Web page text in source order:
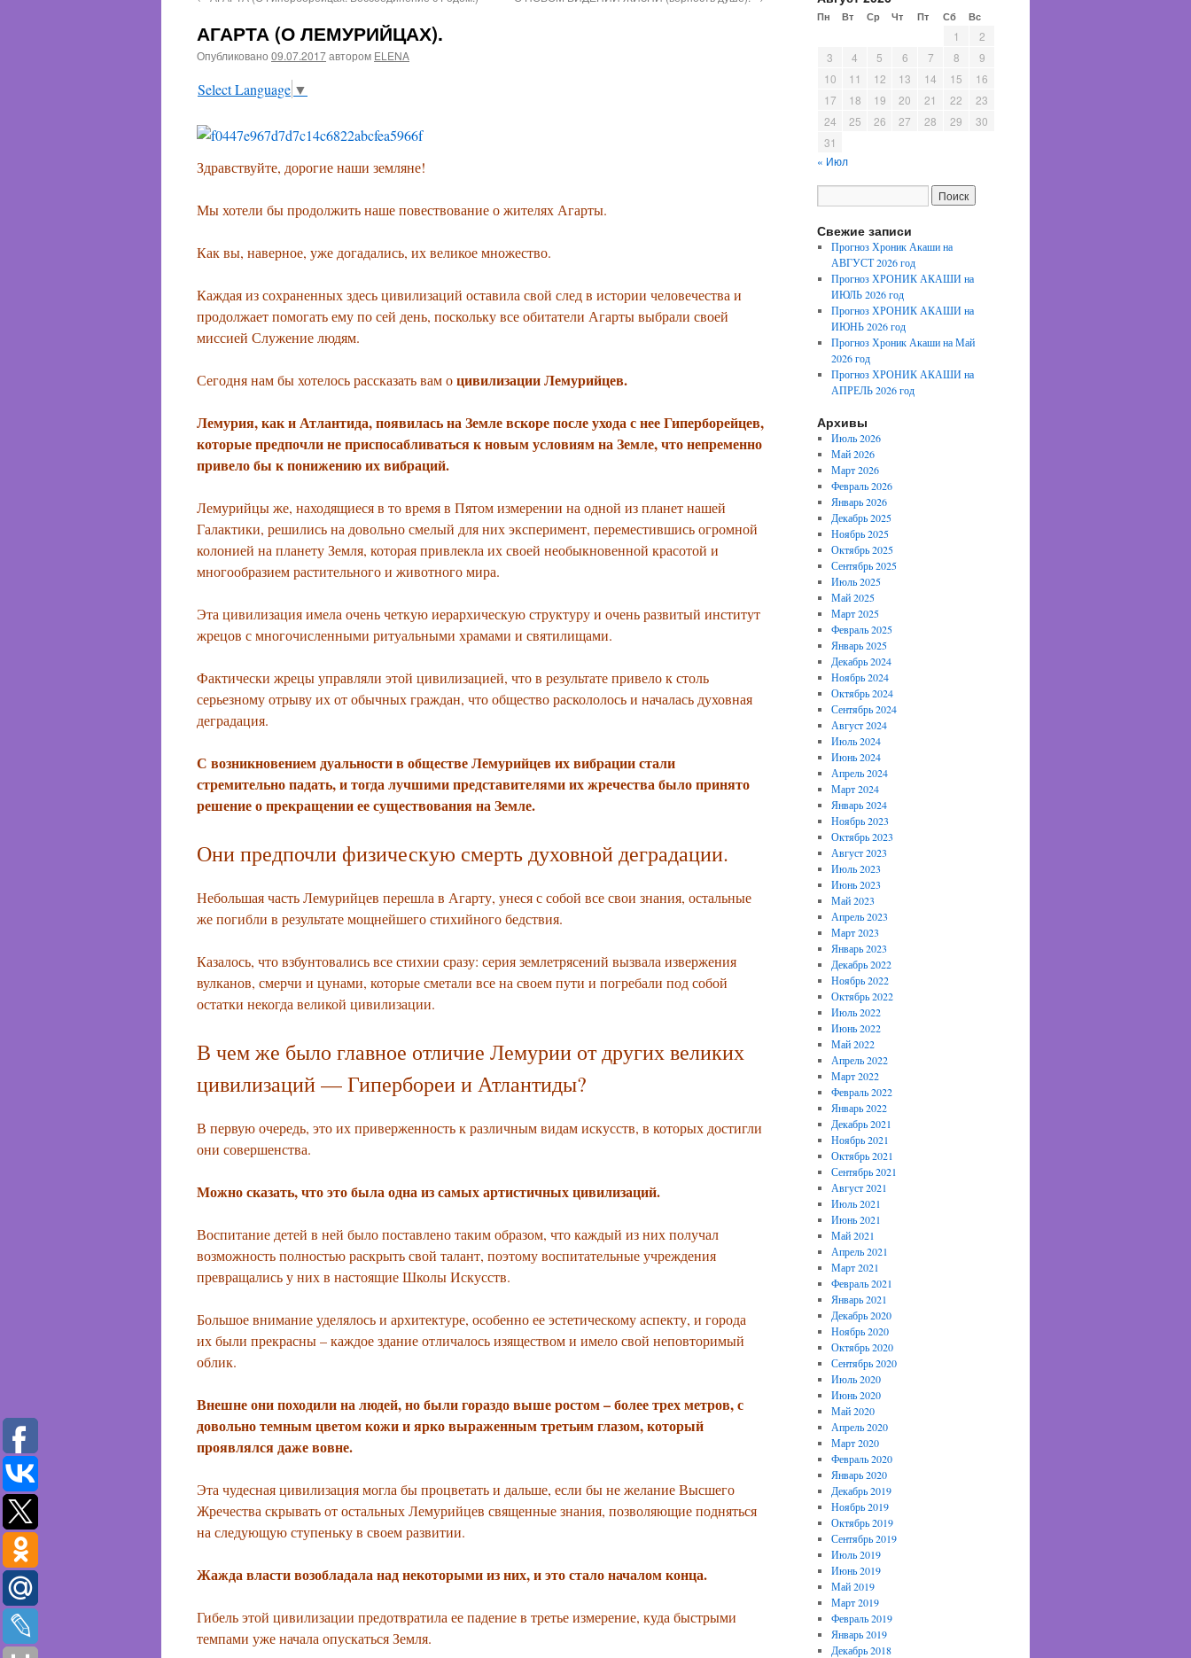
содержимому
АГАРТА (О ЛЕМУРИЙЦАХ).
Опубликовано 09.07.2017автором ELENA
Select Language ▼
Здравствуйте, дорогие наши земляне!
Мы хотели бы продолжить наше повествование о жителях Агарты.
Как вы, наверное, уже догадались, их великое множество.
Каждая из сохраненных здесь цивилизаций оставила свой след в истории человечества и
продолжает помогать ему по сей день, поскольку все обитатели Агарты выбрали своей
миссией Служение людям.
Сегодня нам бы хотелось рассказать вам оцивилизации Лемурийцев.
Лемурия, как и Атлантида, появилась на Земле вскоре после ухода с нее Гиперборейцев,
которые предпочли не приспосабливаться к новым условиям на Земле, что непременно
привело бы к понижению их вибраций.
Лемурийцы же, находящиеся в то время в Пятом измерении на одной из планет нашей
Галактики, решились на довольно смелый для них эксперимент, переместившись огромной
колонией на планету Земля, которая привлекла их своей необыкновенной красотой и
многообразием растительного и животного мира.
Эта цивилизация имела очень четкую иерархическую структуру и очень развитый институт
жрецов с многочисленными ритуальными храмами и святилищами.
Фактически жрецы управляли этой цивилизацией, что в результате привело к столь
серьезному отрыву их от обычных граждан, что общество раскололось и началась духовная
деградация.
С возникновением дуальности в обществе Лемурийцев их вибрации стали
стремительно падать, и тогда лучшими представителями их жречества было принято
решение о прекращении ее существования на Земле.
Они предпочли физическую смерть духовной деградации.
Небольшая часть Лемурийцев перешла в Агарту, унеся с собой все свои знания, остальные
же погибли в результате мощнейшего стихийного бедствия.
Казалось, что взбунтовались все стихии сразу: серия землетрясений вызвала извержения
вулканов, смерчи и цунами, которые сметали все на своем пути и погребали под собой
остатки некогда великой цивилизации.
В чем же было главное отличие Лемурии от других великих
цивилизаций — Гипербореи и Атлантиды?
В первую очередь, это их приверженность к различным видам искусств, в которых достигли
они совершенства.
Можно сказать, что это была одна из самых артистичных цивилизаций.
Воспитание детей в ней было поставлено таким образом, что каждый из них получал
возможность полностью раскрыть свой талант, поэтому воспитательные учреждения
превращались у них в настоящие Школы Искусств.
Большое внимание уделялось и архитектуре, особенно ее эстетическому аспекту, и города
их были прекрасны – каждое здание отличалось изяществом и имело свой неповторимый
облик.
Внешне они походили на людей, но были гораздо выше ростом – более трех метров, с
довольно темным цветом кожи и ярко выраженным третьим глазом, который
проявлялся даже вовне.
Эта чудесная цивилизация могла бы процветать и дальше, если бы не желание Высшего
Жречества скрывать от остальных Лемурийцев священные знания, позволяющие подняться
на следующую ступеньку в своем развитии.
Жажда власти возобладала над некоторыми из них, и это стало началом конца.
Гибель этой цивилизации предотвратила ее падение в третье измерение, куда быстрыми
темпами уже начала опускаться Земля.
Пн Вт Ср Чт Пт Сб Вс
« Июл
1
2
3
4 5 6 7 8
9
10
11 12 13 14 15
16
17
18 19 20 21 22
23
24
25 26 27 28 29
30
31
Свежие записи
Прогноз Хроник Акаши на
АВГУСТ 2026 год
Прогноз ХРОНИК АКАШИ на
ИЮЛЬ 2026 год
Прогноз ХРОНИК АКАШИ на
ИЮНЬ 2026 год
Прогноз Хроник Акаши на Май
2026 год
Прогноз ХРОНИК АКАШИ на
АПРЕЛЬ 2026 год
Архивы
Июль 2026
Май 2026
Март 2026
Февраль 2026
Январь 2026
Декабрь 2025
Ноябрь 2025
Октябрь 2025
Сентябрь 2025
Июль 2025
Май 2025
Март 2025
Февраль 2025
Январь 2025
Декабрь 2024
Ноябрь 2024
Октябрь 2024
Сентябрь 2024
Август 2024
Июль 2024
Июнь 2024
Апрель 2024
Март 2024
Январь 2024
Ноябрь 2023
Октябрь 2023
Август 2023
Июль 2023
Июнь 2023
Май 2023
Апрель 2023
Март 2023
Январь 2023
Декабрь 2022
Ноябрь 2022
Октябрь 2022
Июль 2022
Июнь 2022
Май 2022
Апрель 2022
Март 2022
Февраль 2022
Январь 2022
Декабрь 2021
Ноябрь 2021
Октябрь 2021
Сентябрь 2021
Август 2021
Июль 2021
Июнь 2021
Май 2021
Апрель 2021
Март 2021
Февраль 2021
Январь 2021
Декабрь 2020
Ноябрь 2020
Октябрь 2020
Сентябрь 2020
Июль 2020
Июнь 2020
Май 2020
Апрель 2020
Март 2020
Февраль 2020
Январь 2020
Декабрь 2019
Ноябрь 2019
Октябрь 2019
Сентябрь 2019
Июль 2019
Июнь 2019
Май 2019
Март 2019
Февраль 2019
Январь 2019
Декабрь 2018